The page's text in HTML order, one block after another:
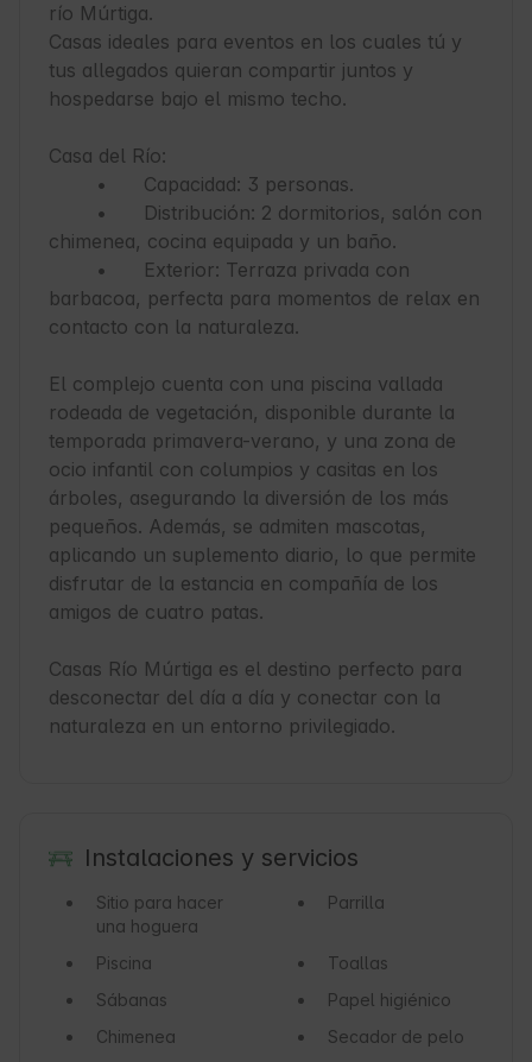
río Múrtiga.
Casas ideales para eventos en los cuales tú y
tus allegados quieran compartir juntos y
hospedarse bajo el mismo techo.
Casa del Río:
chimenea, cocina equipada y un baño.
barbacoa, perfecta para momentos de relax en
contacto con la naturaleza.
El complejo cuenta con una piscina vallada
rodeada de vegetación, disponible durante la
temporada primavera-verano, y una zona de
ocio infantil con columpios y casitas en los
árboles, asegurando la diversión de los más
pequeños. Además, se admiten mascotas,
aplicando un suplemento diario, lo que permite
disfrutar de la estancia en compañía de los
amigos de cuatro patas.
Casas Río Múrtiga es el destino perfecto para
desconectar del día a día y conectar con la
naturaleza en un entorno privilegiado.
Instalaciones y servicios
Sitio para hacer
una hoguera
Parrilla
Piscina
Toallas
Sábanas
Papel higiénico
Chimenea
Secador de pelo